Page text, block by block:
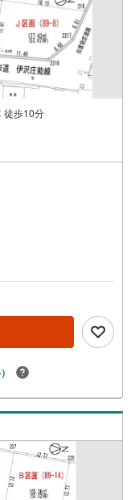
徒歩10分